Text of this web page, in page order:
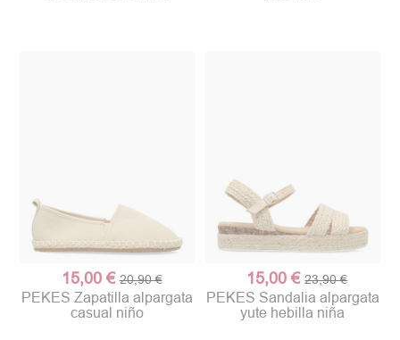
15,00 € 20,90 €
PEKES Zapatilla alpargata
casual niño
15,00 € 23,90 €
PEKES Sandalia alpargata
yute hebilla niña